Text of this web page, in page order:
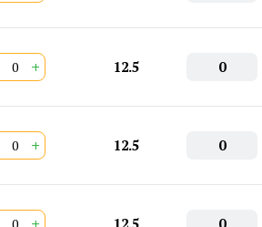
+ 12.5 0
+ 12.5 0
12.5 0